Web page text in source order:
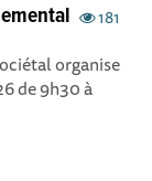
181
organise
de 9h30 à